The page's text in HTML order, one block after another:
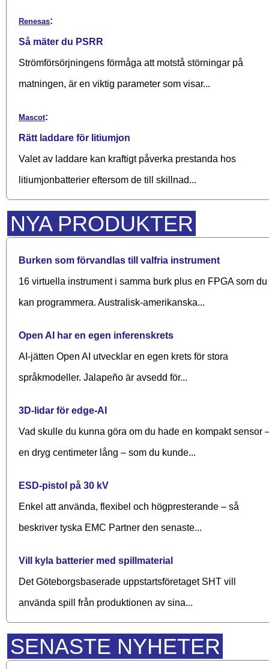
Renesas:
Så mäter du PSRR
Strömförsörjningens förmåga att motstå störningar på
matningen, är en viktig parameter som visar...
Mascot:
Rätt laddare för litiumjon
Valet av laddare kan kraftigt påverka prestanda hos
litiumjonbatterier eftersom de till skillnad...
NYA PRODUKTER
Burken som förvandlas till valfria instrument
16 virtuella instrument i samma burk plus en FPGA som du
kan programmera. Australisk-amerikanska...
Open AI har en egen inferenskrets
AI-jätten Open AI utvecklar en egen krets för stora
språkmodeller. Jalapeño är avsedd för...
3D-lidar för edge-AI
Vad skulle du kunna göra om du hade en kompakt sensor
en dryg centimeter lång – som du kunde...
ESD-pistol på 30 kV
Enkel att använda, flexibel och högpresterande – så
beskriver tyska EMC Partner den senaste...
Vill kyla batterier med spillmaterial
Det Göteborgsbaserade upp­starts­företaget SHT vill
använda spill från produktionen av sina...
SENASTE NYHETER